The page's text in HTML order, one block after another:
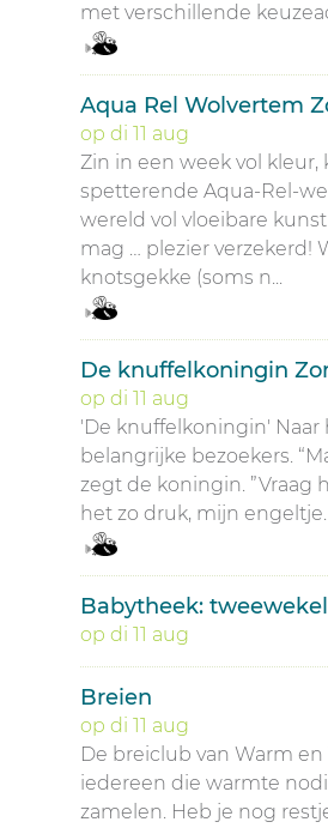
met verschillende
Aqua Rel Wolvertem
op di 11 aug
Zin in een week vol
spetterende Aqua-Rel-
wereld vol vloeibare
mag … plezier
knotsgekke (soms n...
De knuffelkoningin
op di 11 aug
'De knuffelkoningin' Naar
belangrijke bezoekers.
zegt de koningin. ”Vraag
het zo druk, mijn
Babytheek:
op di 11 aug
Breien
op di 11 aug
De breiclub van Warm
iedereen die warmte
zamelen. Heb je nog